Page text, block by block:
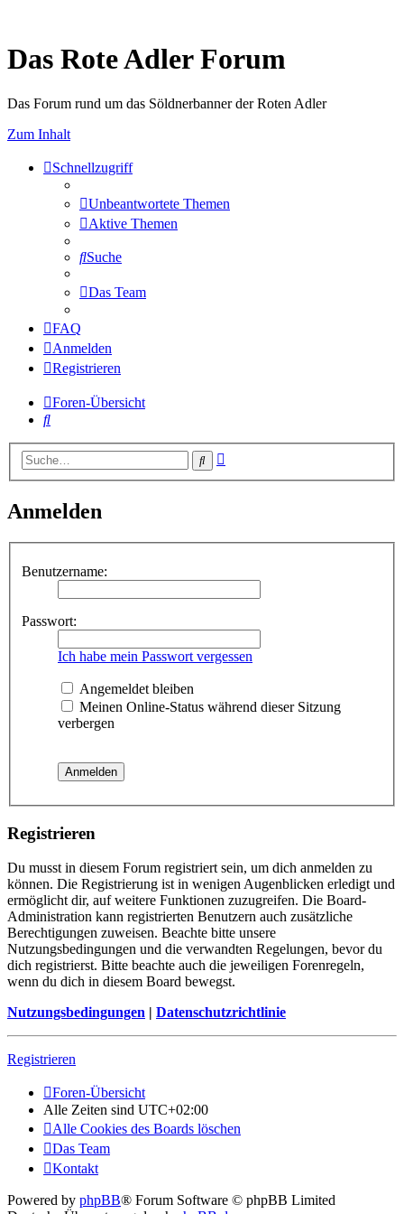
Das Rote Adler Forum
Das Forum rund um das Söldnerbanner der Roten Adler
Zum Inhalt
Schnellzugriff
Unbeantwortete Themen
Aktive Themen
Suche
Das Team
FAQ
Anmelden
Registrieren
Foren-Übersicht
Suche
Suche
Anmelden
Benutzername:
Passwort:
Ich habe mein Passwort vergessen
Angemeldet bleiben
Meinen Online-Status während dieser Sitzung
verbergen
Registrieren
Du musst in diesem Forum registriert sein, um dich anmelden zu
können. Die Registrierung ist in wenigen Augenblicken erledigt und
ermöglicht dir, auf weitere Funktionen zuzugreifen. Die Board-
Administration kann registrierten Benutzern auch zusätzliche
Berechtigungen zuweisen. Beachte bitte unsere
Nutzungsbedingungen und die verwandten Regelungen, bevor du
dich registrierst. Bitte beachte auch die jeweiligen Forenregeln,
wenn du dich in diesem Board bewegst.
Nutzungsbedingungen | Datenschutzrichtlinie
Registrieren
Foren-Übersicht
Alle Zeiten sind UTC+02:00
Alle Cookies des Boards löschen
Das Team
Kontakt
Powered by phpBB® Forum Software © phpBB Limited